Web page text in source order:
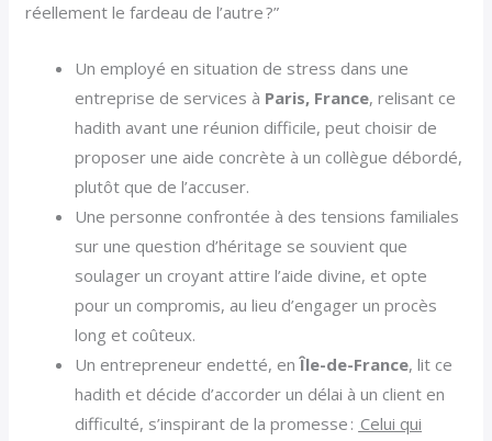
réellement le fardeau de l’autre ?”
Un employé en situation de stress dans une
entreprise de services à Paris, France, relisant ce
hadith avant une réunion difficile, peut choisir de
proposer une aide concrète à un collègue débordé,
plutôt que de l’accuser.
Une personne confrontée à des tensions familiales
sur une question d’héritage se souvient que
soulager un croyant attire l’aide divine, et opte
pour un compromis, au lieu d’engager un procès
long et coûteux.
Un entrepreneur endetté, enÎle-de-France, lit ce
hadith et décide d’accorder un délai à un client en
difficulté, s’inspirant de la promesse : Celui qui